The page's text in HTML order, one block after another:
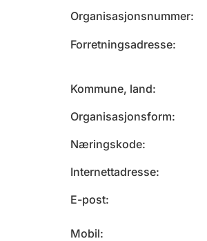
Organisasjonsnummer
Forretningsadresse
Kommune, land
Organisasjonsform
Næringskode
Internettadresse
E-post
Mobil